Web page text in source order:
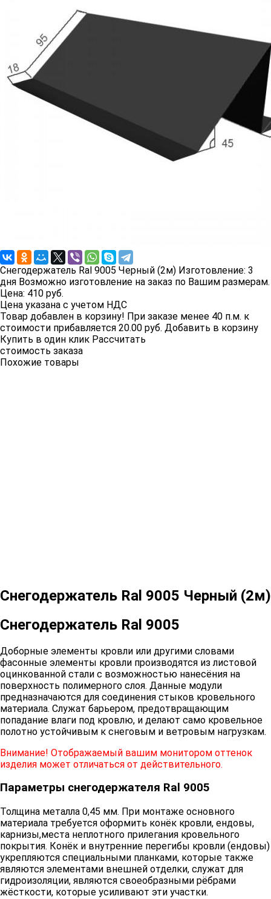
Снегодержатель Ral 9005 Черный (2м) Изготовление: 3
дня Возможно изготовление на заказ по Вашим размерам.
Цена: 410 руб.
Цена указана с учетом НДС
Товар добавлен в корзину! При заказе менее 40 п.м. к
стоимости прибавляется 20.00 руб. Добавить в корзину
Купить в один клик Рассчитать
стоимость заказа
Похожие товары
Снегодержатель Ral 9005 Черный (2м)
Снегодержатель Ral 9005
Доборные элементы кровли или другими словами
фасонные элементы кровли производятся из листовой
оцинкованной стали с возможностью нанесёния на
поверхность полимерного слоя. Данные модули
предназначаются для соединения стыков кровельного
материала. Служат барьером, предотвращающим
попадание влаги под кровлю, и делают само кровельное
полотно устойчивым к снеговым и ветровым нагрузкам.
Внимание! Отображаемый вашим монитором оттенок
изделия может отличаться от действительного.
Параметры снегодержателя Ral 9005
Толщина металла 0,45 мм. При монтаже основного
материала требуется оформить конёк кровли, ендовы,
карнизы,места неплотного прилегания кровельного
покрытия. Конёк и внутренние перегибы кровли (ендовы)
укрепляются специальными планками, которые также
являются элементами внешней отделки, служат для
гидроизоляции, являются своеобразными рёбрами
жёсткости, которые усиливают эти участки.